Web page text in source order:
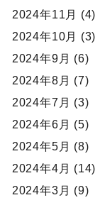
2024年11月 (4)
2024年10月 (3)
2024年9月 (6)
2024年8月 (7)
2024年7月 (3)
2024年6月 (5)
2024年5月 (8)
2024年4月 (14)
2024年3月 (9)